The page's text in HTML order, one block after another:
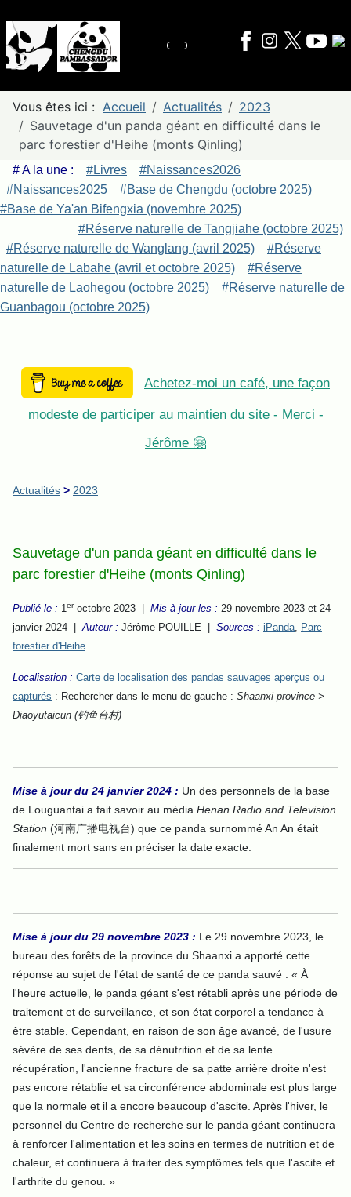
Vous êtes ici : Accueil Actualités
2023
Sauvetage d'un panda géant en difficulté dans le
parc forestier d'Heihe (monts Qinling)
# A la une : #Livres
#Naissances2026
#Naissances2025
#Base de Chengdu (octobre 2025)
#Base de Ya'an Bifengxia (novembre 2025)
#Réserve naturelle de Tangjiahe (octobre 2025)
#Réserve naturelle de Wanglang (avril 2025)
#Réserve
naturelle de Labahe (avril et octobre 2025)
#Réserve
naturelle de Laohegou (octobre 2025)
#Réserve naturelle de
Guanbagou (octobre 2025)
Achetez-moi un café, une façon
modeste de participer au maintien du site - Merci -
Jérôme 🤗
Actualités > 2023
Sauvetage d'un panda géant en difficulté dans le
parc forestier d'Heihe (monts Qinling)
Publié le : 1eroctobre 2023 | Mis à jour les : 29 novembre 2023 et 24
janvier 2024 |Auteur : Jérôme POUILLE | Sources : iPanda, Parc
forestier d'Heihe
Localisation : Carte de localisation des pandas sauvages aperçus ou
capturés : Rechercher dans le menu de gauche : Shaanxi province >
Diaoyutaicun (钓鱼台村)
Mise à jour du 24 janvier 2024 : Un des personnels de la base
de Louguantai a fait savoir au média Henan Radio and Television
Station (河南广播电视台) que ce panda surnommé An An était
finalement mort sans en préciser la date exacte.
Mise à jour du 29 novembre 2023 : Le 29 novembre 2023, le
bureau des forêts de la province du Shaanxi a apporté cette
réponse au sujet de l'état de santé de ce panda sauvé : « À
l'heure actuelle, le panda géant s'est rétabli après une période de
traitement et de surveillance, et son état corporel a tendance à
être stable. Cependant, en raison de son âge avancé, de l'usure
sévère de ses dents, de sa dénutrition et de sa lente
récupération, l'ancienne fracture de sa patte arrière droite n'est
pas encore rétablie et sa circonférence abdominale est plus large
que la normale et il a encore beaucoup d'ascite. Après l'hiver, le
personnel du Centre de recherche sur le panda géant continuera
à renforcer l'alimentation et les soins en termes de nutrition et de
chaleur, et continuera à traiter des symptômes tels que l'ascite et
l'arthrite du genou. »